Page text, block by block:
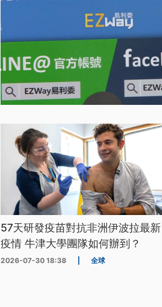
57天研發疫苗對抗非洲伊波拉最新
疫情 牛津大學團隊如何辦到？
2026-07-30 18:38 全球